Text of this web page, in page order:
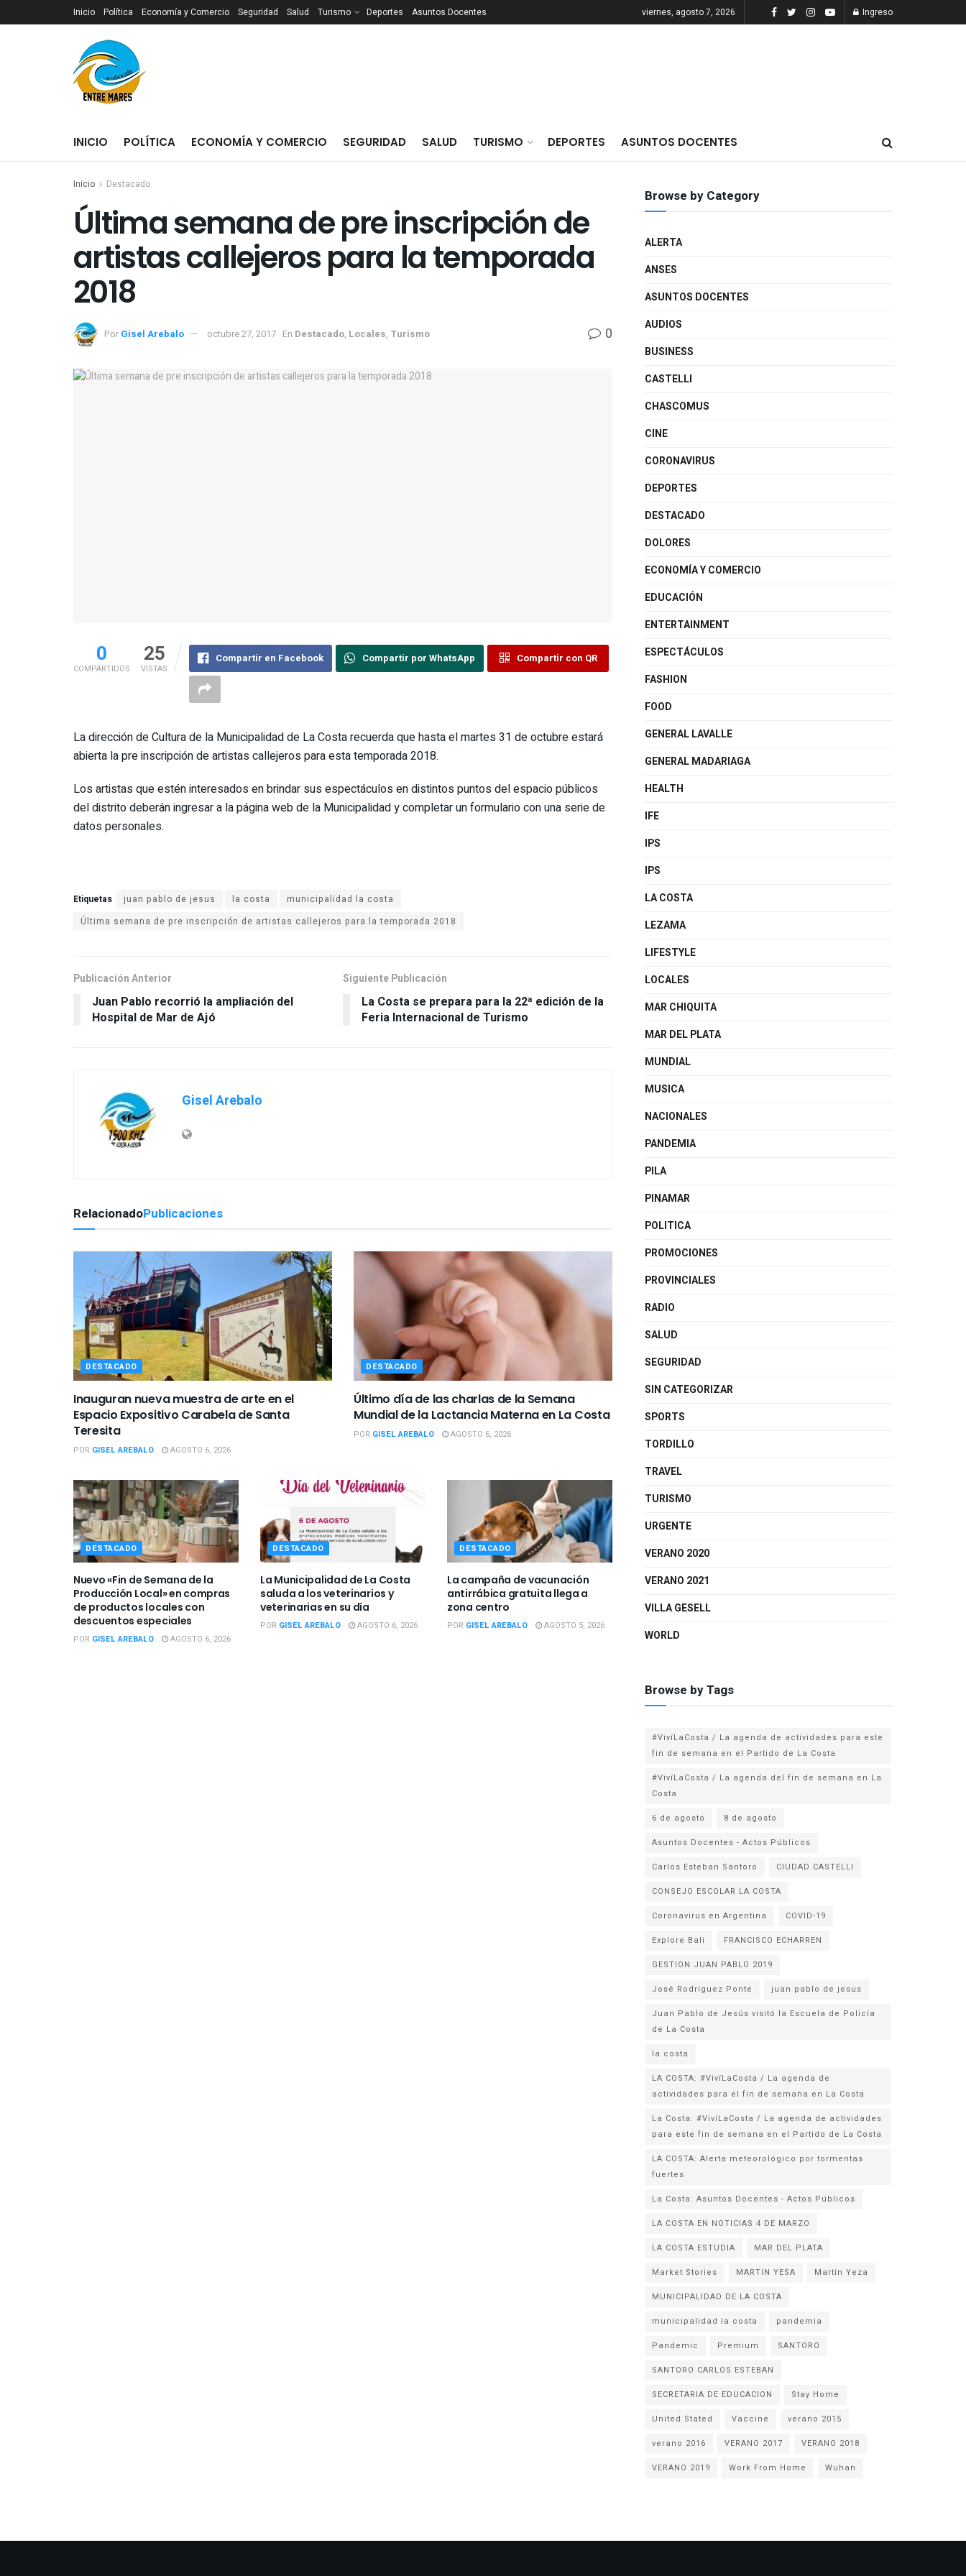
Inicio Política Economía y Comercio Seguridad Salud Turismo Deportes Asuntos Docentes viernes, agosto 7, 2026 Ingreso
INICIO POLÍTICA ECONOMÍA Y COMERCIO SEGURIDAD SALUD TURISMO DEPORTES ASUNTOS DOCENTES
Inicio Destacado
Última semana de pre inscripción de
artistas callejeros para la temporada
2018
Por Gisel Arebalo octubre 27, 2017 En Destacado, Locales, Turismo 0
0
COMPARTIDOS
25
VISTAS
Compartir en Facebook Compartir por WhatsApp Compartir con QR
La dirección de Cultura de la Municipalidad de La Costa recuerda que hasta el martes 31 de octubre estará
abierta la pre inscripción de artistas callejeros para esta temporada 2018.
Los artistas que estén interesados en brindar sus espectáculos en distintos puntos del espacio públicos
del distrito deberán ingresar a la página web de la Municipalidad y completar un formulario con una serie de
datos personales.
Etiquetas juan pablo de jesus la costa
municipalidad la costa
Última semana de pre inscripción de artistas callejeros para la temporada 2018
Publicación Anterior
Juan Pablo recorrió la ampliación del
Hospital de Mar de Ajó
Siguiente Publicación
La Costa se prepara para la 22ª edición de la
Feria Internacional de Turismo
Gisel Arebalo
RelacionadoPublicaciones
DESTACADO
Inauguran nueva muestra de arte en el
Espacio Expositivo Carabela de Santa
Teresita
POR GISEL AREBALO AGOSTO 6, 2026
DESTACADO
Último día de las charlas de la Semana
Mundial de la Lactancia Materna en La Costa
POR GISEL AREBALO AGOSTO 6, 2026
DESTACADO
Nuevo «Fin de Semana de la
Producción Local» en compras
de productos locales con
descuentos especiales
POR GISEL AREBALO AGOSTO 6, 2026
DESTACADO
La Municipalidad de La Costa
saluda a los veterinarios y
veterinarias en su día
POR GISEL AREBALO AGOSTO 6, 2026
DESTACADO
La campaña de vacunación
antirrábica gratuita llega a
zona centro
POR GISEL AREBALO AGOSTO 5, 2026
Browse by Category
ALERTA
ANSES
ASUNTOS DOCENTES
AUDIOS
BUSINESS
CASTELLI
CHASCOMUS
CINE
CORONAVIRUS
DEPORTES
DESTACADO
DOLORES
ECONOMÍA Y COMERCIO
EDUCACIÓN
ENTERTAINMENT
ESPECTÁCULOS
FASHION
FOOD
GENERAL LAVALLE
GENERAL MADARIAGA
HEALTH
IFE
IPS
IPS
LA COSTA
LEZAMA
LIFESTYLE
LOCALES
MAR CHIQUITA
MAR DEL PLATA
MUNDIAL
MUSICA
NACIONALES
PANDEMIA
PILA
PINAMAR
POLITICA
PROMOCIONES
PROVINCIALES
RADIO
SALUD
SEGURIDAD
SIN CATEGORIZAR
SPORTS
TORDILLO
TRAVEL
TURISMO
URGENTE
VERANO 2020
VERANO 2021
VILLA GESELL
WORLD
Browse by Tags
#VivíLaCosta / La agenda de actividades para este
fin de semana en el Partido de La Costa
#VivíLaCosta / La agenda del fin de semana en La
Costa
6 de agosto
8 de agosto
Asuntos Docentes - Actos Públicos
Carlos Esteban Santoro
CIUDAD CASTELLI
CONSEJO ESCOLAR LA COSTA
Coronavirus en Argentina
COVID-19
Explore Bali
FRANCISCO ECHARREN
GESTION JUAN PABLO 2019
José Rodríguez Ponte
juan pablo de jesus
Juan Pablo de Jesús visitó la Escuela de Policía
la costa
LA COSTA: #VivíLaCosta / La agenda de
actividades para el fin de semana en La Costa
La Costa: #VivíLaCosta / La agenda de actividades
para este fin de semana en el Partido de La Costa
LA COSTA: Alerta meteorológico por tormentas
fuertes
La Costa: Asuntos Docentes - Actos Públicos
LA COSTA EN NOTICIAS 4 DE MARZO
LA COSTA ESTUDIA
MAR DEL PLATA
Market Stories
MARTIN YESA
Martín Yeza
MUNICIPALIDAD DE LA COSTA
municipalidad la costa
pandemia
Pandemic
Premium
SANTORO
SANTORO CARLOS ESTEBAN
SECRETARIA DE EDUCACION
Stay Home
United Stated
Vaccine
verano 2015
verano 2016
VERANO 2017
VERANO 2018
VERANO 2019
Work From Home Wuhan